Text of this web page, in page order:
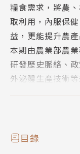
糧食需求，將農
取利用，內服保
益，更能提升農
本期由農業部農
研發歷史脈絡、
外泌體生產技術
應、園藝栽培基
門已廣泛投入大
目錄